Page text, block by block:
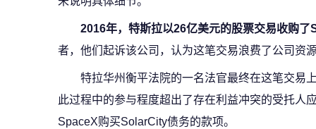
2016年，特斯拉以26亿美元的股票交易收购
者，他们起诉该公司，认为这笔交易浪费了公司资
特拉华州衡平法院的一名法官最终在这笔交易
此过程中的参与程度超出了存在利益冲突的受托人
SpaceX购买SolarCity债务的款项。